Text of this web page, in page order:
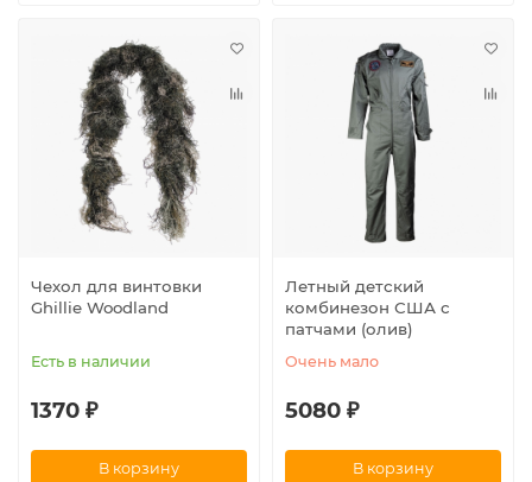
Чехол для винтовки
Ghillie Woodland
Есть в наличии
1370 ₽
В корзину
Летный детский
комбинезон США с
патчами (олив)
Очень мало
5080 ₽
В корзину